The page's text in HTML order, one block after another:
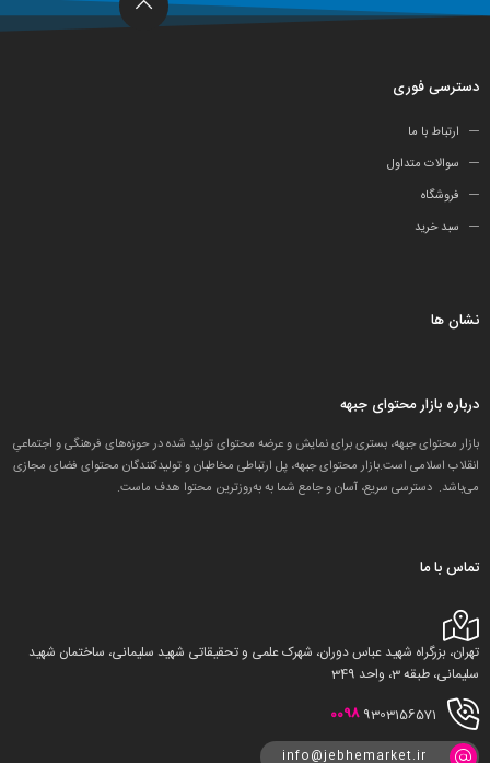
دسترسی فوری
ارتباط با ما
سوالات متداول
فروشگاه
سبد خرید
نشان ها
درباره بازار محتوای جبهه
بازار محتوای جبهه، بستری برای نمایش و عرضه محتوای تولید شده در حوزه‌های فرهنگی و اجتماعیِ
انقلاب اسلامی است.بازار محتوای جبهه، پل ارتباطی مخاطبان و تولید‌کنندگان محتوای فضای مجازی
می‌باشد. دسترسی سریع، آسان و جامع شما به به‌روزترین محتوا هدف ماست.
تماس با ما
تهران، بزرگراه شهید عباس دوران، شهرک علمی و تحقیقاتی شهید سلیمانی، ساختمان شهید
سلیمانی، طبقه 3، واحد 349
0098 9303156571
info@jebhemarket.ir